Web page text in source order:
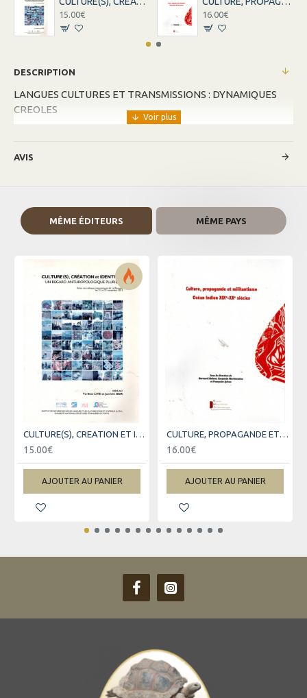
15.00€ 16.00€
DESCRIPTION
LANGUES CULTURES ET TRANSMISSIONS : DYNAMIQUES
CREOLES
AVIS
MÊME ÉDITEURS MÊME PAYS
CULTURE(S), CREATION ET IDENTITES
15.00€
AJOUTER AU PANIER
CULTURE, PROPAGANDE ET MILITANTISME
16.00€
AJOUTER AU PANIER